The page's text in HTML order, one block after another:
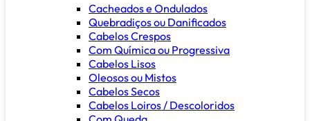
Cacheados e Ondulados
Quebradiços ou Danificados
Cabelos Crespos
Com Química ou Progressiva
Cabelos Lisos
Oleosos ou Mistos
Cabelos Secos
Cabelos Loiros / Descoloridos